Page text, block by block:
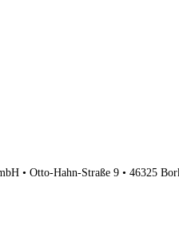
• Otto-Hahn-Straße 9 • 46325